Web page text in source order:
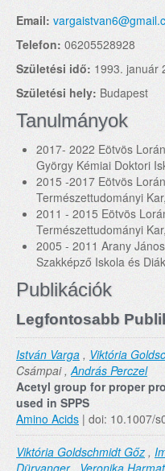
Email:
Telefon: 06205528928
Születési idő: 1993. január
Születési hely: Budapest
Tanulmányok
2017- 2022 Eötvös
György Kémiai Doktori
2015 -2017 Eötvös
Természettudományi
2011 - 2015 Eötvös
Természettudományi
2005 - 2011 Arany
Szakképző Iskola és
Publikációk
Legfontosabb
István Varga , Viktória
Csámpai ,András Perczel
Acetyl group for proper
used in SPPS
Amino Acids | doi: 10.1007/
Viktória Goldschmidt Gőz ,
Dürvanger, Veronika Harmat